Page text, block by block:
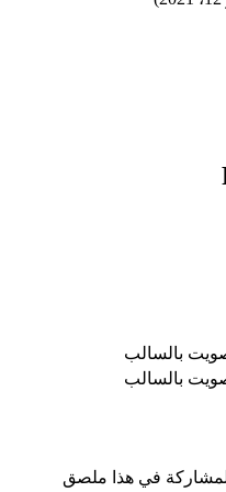
بالسالب
بالسالب
في هذا ملصق